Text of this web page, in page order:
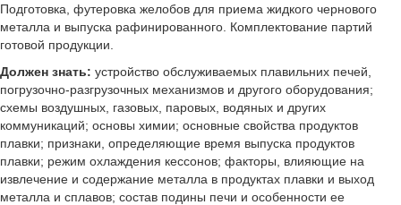
Подготовка, футеровка желобов для приема жидкого чернового
металла и выпуска рафинированного. Комплектование партий
готовой продукции.
Должен знать: устройство обслуживаемых плавильних печей,
погрузочно-разгрузочных механизмов и другого оборудования;
схемы воздушных, газовых, паровых, водяных и других
коммуникаций; основы химии; основные свойства продуктов
плавки; признаки, определяющие время выпуска продуктов
плавки; режим охлаждения кессонов; факторы, влияющие на
извлечение и содержание металла в продуктах плавки и выход
металла и сплавов; состав подины печи и особенности ее